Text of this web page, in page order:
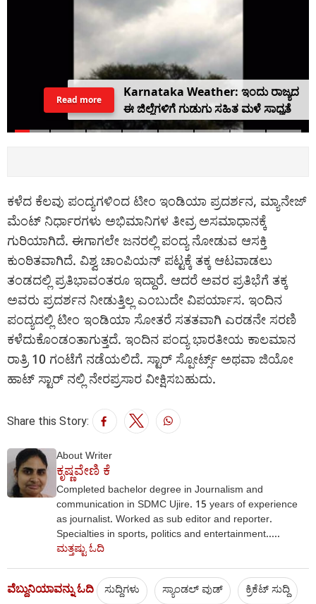
Karnataka Weather: ಇಂದು ರಾಜ್ಯದ
ಈ ಜಿಲ್ಲೆಗಳಿಗೆ ಗುಡುಗು ಸಹಿತ ಮಳೆ ಸಾಧ್ಯತೆ
Read more
ಕಳೆದ ಕೆಲವು ಪಂದ್ಯಗಳಿಂದ ಟೀಂ ಇಂಡಿಯಾ ಪ್ರದರ್ಶನ, ಮ್ಯಾನೇಜ್
ಮೆಂಟ್ ನಿರ್ಧಾರಗಳು ಅಭಿಮಾನಿಗಳ ತೀವ್ರ ಅಸಮಾಧಾನಕ್ಕೆ
ಗುರಿಯಾಗಿದೆ. ಈಗಾಗಲೇ ಜನರಲ್ಲಿ ಪಂದ್ಯ ನೋಡುವ ಆಸಕ್ತಿ
ಕುಂಠಿತವಾಗಿದೆ. ವಿಶ್ವ ಚಾಂಪಿಯನ್ ಪಟ್ಟಕ್ಕೆ ತಕ್ಕ ಆಟವಾಡಲು
ತಂಡದಲ್ಲಿ ಪ್ರತಿಭಾವಂತರೂ ಇದ್ದಾರೆ. ಆದರೆ ಅವರ ಪ್ರತಿಭೆಗೆ ತಕ್ಕ
ಅವರು ಪ್ರದರ್ಶನ ನೀಡುತ್ತಿಲ್ಲ ಎಂಬುದೇ ವಿಪರ್ಯಾಸ. ಇಂದಿನ
ಪಂದ್ಯದಲ್ಲಿ ಟೀಂ ಇಂಡಿಯಾ ಸೋತರೆ ಸತತವಾಗಿ ಎರಡನೇ ಸರಣಿ
ಕಳೆದುಕೊಂಡಂತಾಗುತ್ತದೆ. ಇಂದಿನ ಪಂದ್ಯ ಭಾರತೀಯ ಕಾಲಮಾನ
ರಾತ್ರಿ 10 ಗಂಟೆಗೆ ನಡೆಯಲಿದೆ. ಸ್ಟಾರ್ ಸ್ಪೋರ್ಟ್ಸ್ ಅಥವಾ ಜಿಯೋ
ಹಾಟ್ ಸ್ಟಾರ್ ನಲ್ಲಿ ನೇರಪ್ರಸಾರ ವೀಕ್ಷಿಸಬಹುದು.
Share this Story:
About Writer
ಕೃಷ್ಣವೇಣಿ ಕೆ
Completed bachelor degree in Journalism and
communication in SDMC Ujire. 15 years of experience
as journalist. Worked as sub editor and reporter.
Specialties in sports, politics and entertainment.....
ಮತ್ತಷ್ಟು ಓದಿ
ವೆಬ್ದುನಿಯಾವನ್ನು ಓದಿ ಸುದ್ದಿಗಳು ಸ್ಯಾಂಡಲ್ ವುಡ್ ಕ್ರಿಕೆಟ್‌ ಸುದ್ದಿ